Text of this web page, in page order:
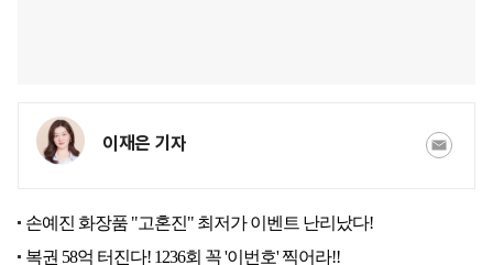
이재은 기자